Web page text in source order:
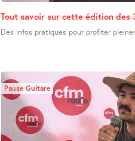
Tout savoir sur cette édition des
Des infos pratiques pour profiter
Pause Guitare